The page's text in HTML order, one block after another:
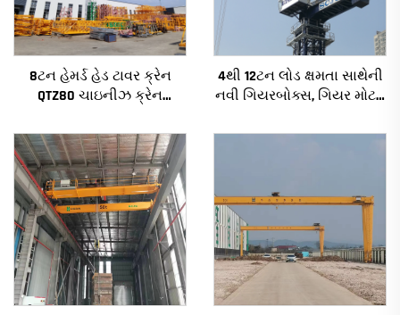
8ટન હેમર્ડ હેડ ટાવર ક્રેન
QTZ80 ચાઇનીઝ ક્રેન
4થી 12ટન લોડ ક્ષમતા સાથેની
નવી ગિયરબોક્સ, ગિયર મોટર,
ટાવર ક્રેન